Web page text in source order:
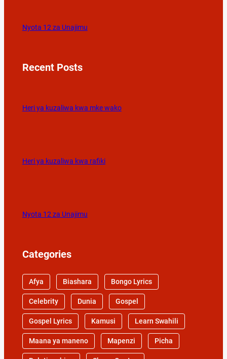
Nyota 12 za Unajimu
Recent Posts
Heri ya kuzaliwa kwa mke wako
Heri ya kuzaliwa kwa rafiki
Nyota 12 za Unajimu
Categories
Afya Biashara Bongo Lyrics
Celebrity Dunia Gospel
Gospel Lyrics Kamusi Learn Swahili
Maana ya maneno Mapenzi Picha